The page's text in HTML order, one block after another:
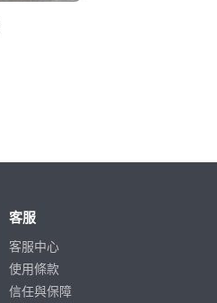
客服
客服中心
使用條款
信任與保障